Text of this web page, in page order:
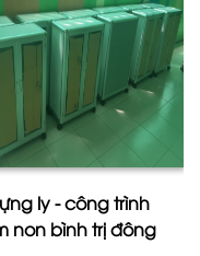
ly - công trình
non bình trị đông